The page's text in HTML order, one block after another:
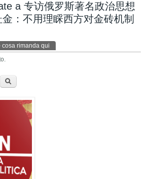
a 专访俄罗斯著名政治思想
金：不用理睬西方对金砖机制
cosa rimanda qui